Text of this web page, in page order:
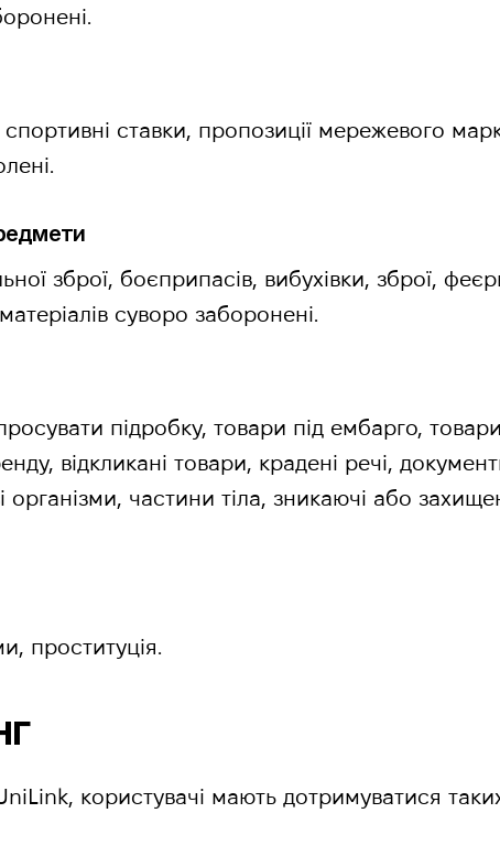
ставки, пропозиції мережевого
зброї, боєприпасів, вибухівки, зброї,
суворо заборонені.
підробку, товари під ембарго,
відкликані товари, крадені речі,
організми, частини тіла, зникаючі або
проституція.
користувачі мають дотримуватися